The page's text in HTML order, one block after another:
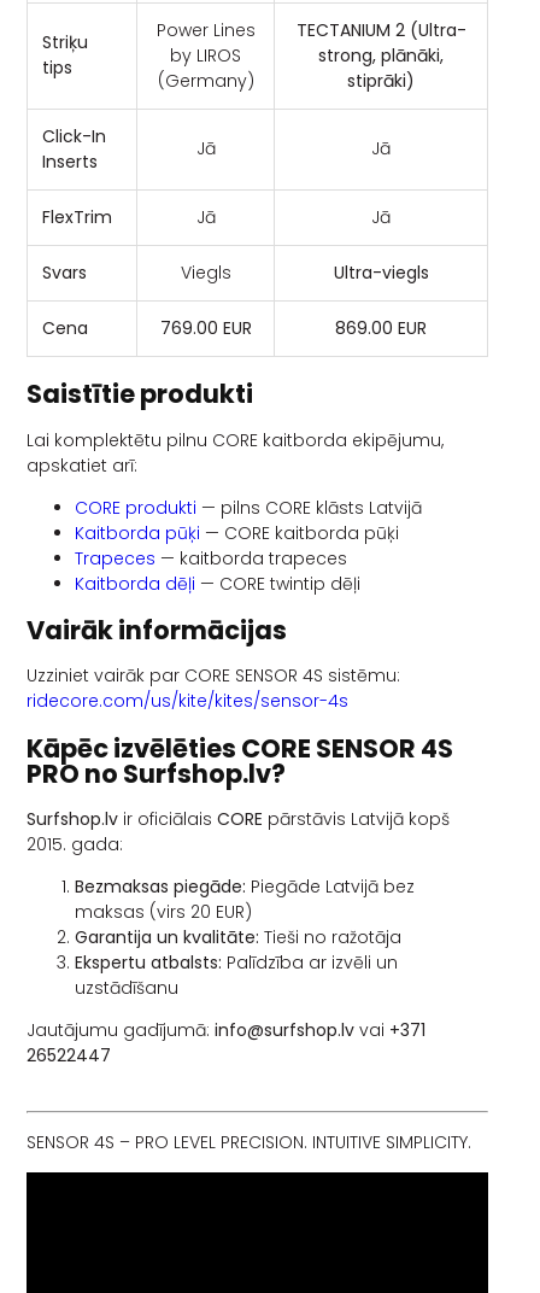
Striķu
tips
Power Lines
by LIROS
(Germany)
TECTANIUM 2 (Ultra-
strong, plānāki,
stiprāki)
Click-In
Inserts
Jā Jā
FlexTrim Jā Jā
Svars Viegls Ultra-viegls
Cena 769.00 EUR 869.00 EUR
Saistītie produkti
Lai komplektētu pilnu CORE kaitborda ekipējumu,
apskatiet arī:
CORE produkti — pilns CORE klāsts Latvijā
Kaitborda pūķi — CORE kaitborda pūķi
Trapeces — kaitborda trapeces
Kaitborda dēļi — CORE twintip dēļi
Vairāk informācijas
Uzziniet vairāk par CORE SENSOR 4S sistēmu:
ridecore.com/us/kite/kites/sensor-4s
Kāpēc izvēlēties CORE SENSOR 4S
PRO no Surfshop.lv?
Surfshop.lv ir oficiālaisCORE pārstāvis Latvijā kopš
2015. gada:
Bezmaksas piegāde: Piegāde Latvijā bez
maksas (virs 20 EUR)
Garantija un kvalitāte: Tieši no ražotāja
Ekspertu atbalsts: Palīdzība ar izvēli un
uzstādīšanu
Jautājumu gadījumā:info@surfshop.lv vai +371
26522447
SENSOR 4S – PRO LEVEL PRECISION. INTUITIVE SIMPLICITY.